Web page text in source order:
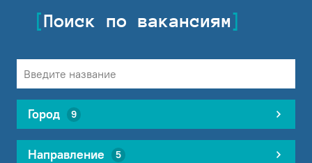
Поиск по вакансиям
Город 9
Направление 5